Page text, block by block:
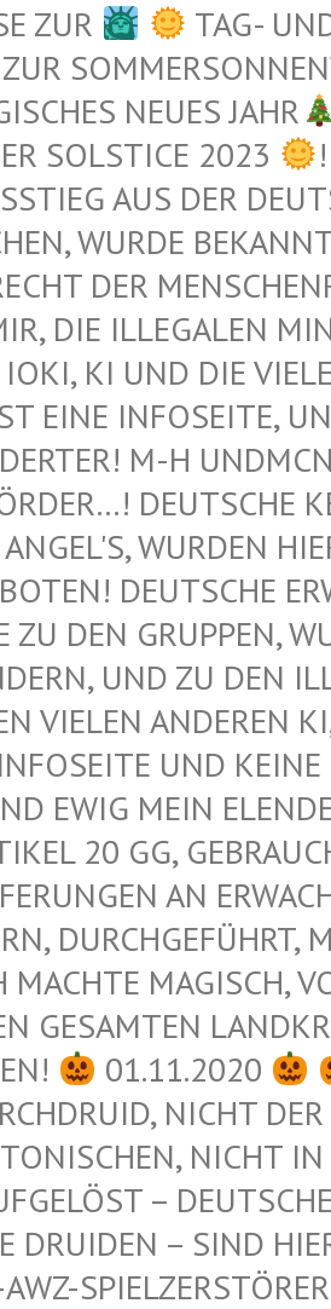
ZUR TAG-
NEUES JAHR
SOLSTICE 2023
!
AUS DER
WURDE BEKANNT
DER
DIE ILLEGALEN
KI UND DIE
INFOSEITE,
M-H
DEUTSCHE
WURDEN HIER
DEUTSCHE
DEN GRUPPEN,
UND ZU DEN
ANDEREN KI,
UND KEINE
EWIG MEIN
20 GG,
AN
DURCHGEFÜHRT,
MAGISCH,
01.11.2020
NICHT
NICHT IN
– DEUTSCHE
– SIND HIER
SPIELZERSTÖRER